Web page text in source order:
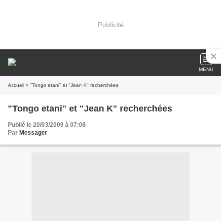
Publicité
MENU
Accueil » "Tongo etani" et "Jean K" recherchées
"Tongo etani" et "Jean K" recherchées
Publié le 20/03/2009 à 07:08
Par Messager